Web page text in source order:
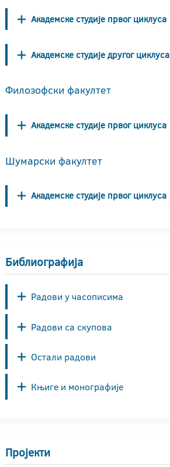
Академске студије првог циклуса
Академске студије другог циклуса
Филозофски факултет
Академске студије првог циклуса
Шумарски факултет
Академске студије првог циклуса
Библиографија
Радови у часописима
Радови са скупова
Остали радови
Књиге и монографије
Пројекти